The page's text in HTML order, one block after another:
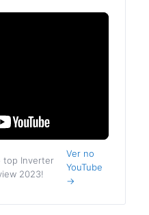
top Inverter
2023!
Ver no
YouTube
→